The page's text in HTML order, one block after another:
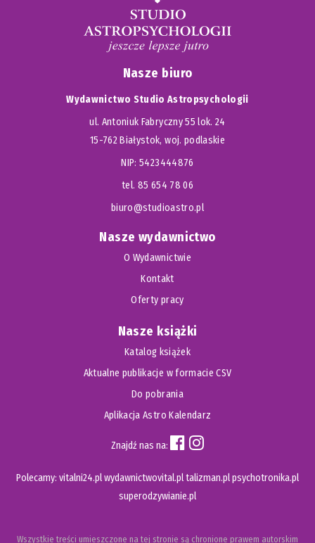
Nasze biuro
Wydawnictwo Studio Astropsychologii
ul. Antoniuk Fabryczny 55 lok. 24
15-762 Białystok, woj. podlaskie
NIP: 5423444876
tel. 85 654 78 06
biuro@studioastro.pl
Nasze wydawnictwo
O Wydawnictwie
Kontakt
Oferty pracy
Nasze książki
Katalog książek
Aktualne publikacje w formacie CSV
Do pobrania
Aplikacja Astro Kalendarz
Znajdź nas na:
Polecamy: vitalni24.plwydawnictwovital.pltalizman.plpsychotronika.pl
superodzywianie.pl
Wszystkie treści umieszczone na tej stronie są chronione prawem autorskim